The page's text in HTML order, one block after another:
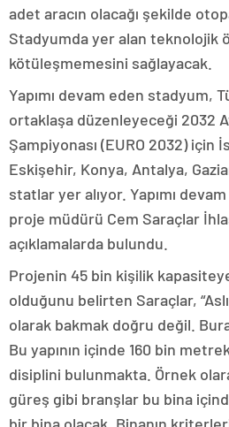
adet aracın olacağı şekilde
Stadyumda yer alan teknolojik
kötüleşmemesini sağlayacak.
Yapımı devam eden stadyum,
ortaklaşa düzenleyeceği 2032
Şampiyonası (EURO 2032) için
Eskişehir, Konya, Antalya,
statlar yer alıyor. Yapımı
proje müdürü Cem Saraçlar
açıklamalarda bulundu.
Projenin 45 bin kişilik
olduğunu belirten Saraçlar,
olarak bakmak doğru değil.
Bu yapının içinde 160 bin
disiplini bulunmakta. Örnek
güreş gibi branşlar bu bina